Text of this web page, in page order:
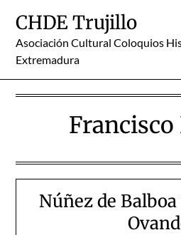
content
CHDE Trujillo
Asociación Cultural Coloquios
Extremadura
Francisco
Núñez de